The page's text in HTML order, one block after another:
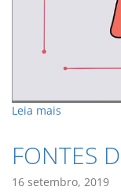
Leia mais
FONTES
16 setembro, 2019